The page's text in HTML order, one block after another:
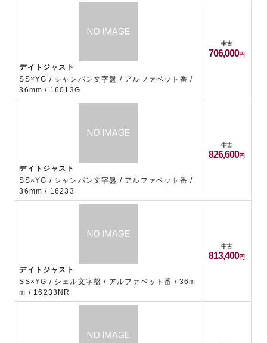
デイトジャスト
SS×YG / シャンパン文字盤 / アルファベット番 /
36mm / 16013G
中古
706,000
デイトジャスト
SS×YG / シャンパン文字盤 / アルファベット番 /
36mm / 16233
中古
826,600
デイトジャスト
SS×YG / シェル文字盤 / アルファベット番 / 36m
m / 16233NR
中古
813,400